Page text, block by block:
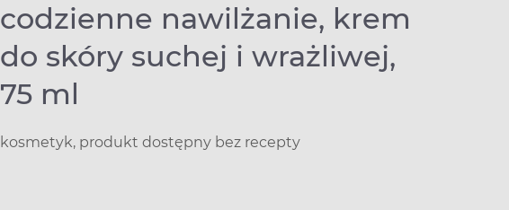
codzienne nawilżanie, krem
do skóry suchej i wrażliwej,
75 ml
kosmetyk, produkt dostępny bez recepty